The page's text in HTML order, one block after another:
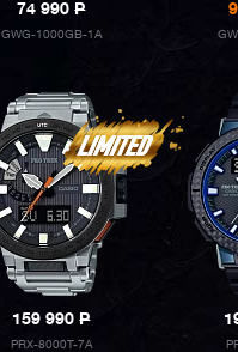
74 990P
GWG-1000GB-1A
159 990P
PRX-8000T-7A